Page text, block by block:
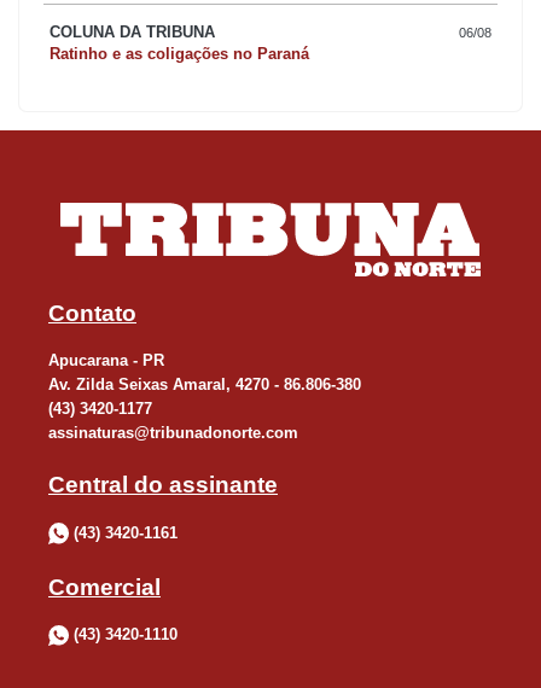
COLUNA DA TRIBUNA 06/08
Ratinho e as coligações no Paraná
Contato
Apucarana - PR
Av. Zilda Seixas Amaral, 4270 - 86.806-380
(43) 3420-1177
assinaturas@tribunadonorte.com
Central do assinante
(43) 3420-1161
Comercial
(43) 3420-1110